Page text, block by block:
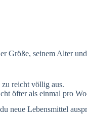
Größe, seinem Alter
reicht völlig aus.
öfter als einmal pro
neue Lebensmittel